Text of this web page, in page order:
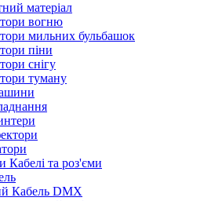
матеріал
вогню
мильних бульбашок
піни
снігу
туману
Кабелі та роз'єми
Кабель DMX